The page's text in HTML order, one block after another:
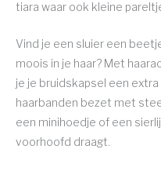
tiara waar ook kleine
Vind je een sluier een
moois in je haar? Met
je je bruidskapsel een
haarbanden bezet met
een minihoedje of een
voorhoofd draagt.